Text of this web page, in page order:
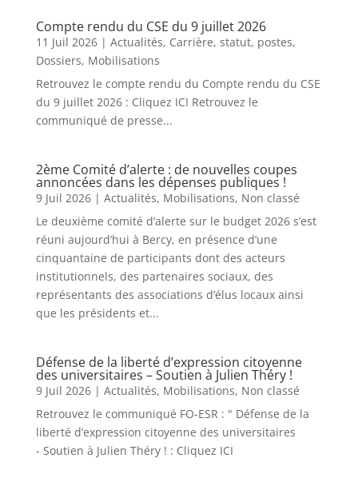
Compte rendu du CSE du 9 juillet 2026
11 Juil 2026| Actualités, Carrière, statut, postes,
Dossiers, Mobilisations
Retrouvez le compte rendu du Compte rendu du CSE
du 9 juillet 2026 : Cliquez ICI Retrouvez le
communiqué de presse...
2ème Comité d’alerte : de nouvelles coupes
annoncées dans les dépenses publiques !
9 Juil 2026| Actualités, Mobilisations, Non classé
Le deuxième comité d’alerte sur le budget 2026 s’est
réuni aujourd’hui à Bercy, en présence d’une
cinquantaine de participants dont des acteurs
institutionnels, des partenaires sociaux, des
représentants des associations d’élus locaux ainsi
que les présidents et...
Défense de la liberté d’expression citoyenne
des universitaires – Soutien à Julien Théry !
9 Juil 2026| Actualités, Mobilisations, Non classé
Retrouvez le communiqué FO-ESR : " Défense de la
liberté d’expression citoyenne des universitaires
- Soutien à Julien Théry ! : Cliquez ICI